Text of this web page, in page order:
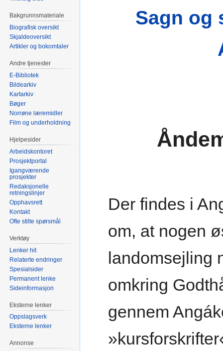
Sagn og
Der findes i
om, at nogen
landomsejling
omkring
gennem
Bakgrunnsmateriale
Biografisk oversikt
Skjaldeoversikt
Artikler og bokomtaler
Andre tjenester
E-Bibliotek
Bildearkiv
Kartarkiv
Bøger
Norrøne læremidler
Film og underholdning
Hjelpesider
Arbeidskontoret
Prosjektportal
Igangværende
prosjekter
Redaksjonelle
retningslinjer
Opphavsrett
Kontakt
Ofte stilte spørsmål
Verktøy
Lenker hit
Relaterte endringer
Spesialsider
Permanent lenke
Sideinformasjon
Eksterne lenker
Oppslagsverk
Eksterne lenker
Annonse